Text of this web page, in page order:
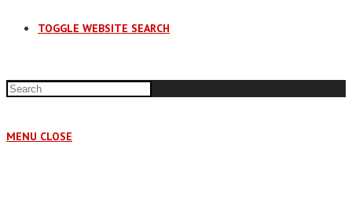
TOGGLE WEBSITE SEARCH
MENU CLOSE